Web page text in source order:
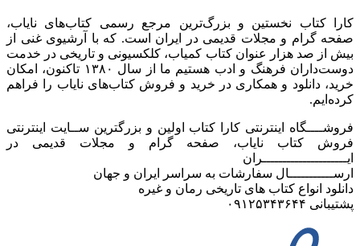
کارا کتاب نخستین و بزرگ‌ترین مرجع رسمی کتاب‌های نایاب،
صفحه گرام و مجلات قدیمی در ایران است. که با آرشیوی غنی از
بیش از صد هزار عنوان کتاب کمیاب، کلکسیونی و تاریخی در خدمت
دوست‌داران فرهنگ و ادب هستیم ما از سال ۱۳۸۰ تاکنون، امکان
خرید، دانلود و همکاری در خرید و فروش کتاب‌های نایاب را فراهم
کرده‌ایم.
فروشــــگاه اینترنتی کارا کتاب اولین و بزرگترین ســایت اینترنتی
فروش کتاب نایاب، صفحه گرام و مجلات قدیمی در
ایـــــــــــــــــــــران
ارســـــــــــال سفارشات به سراسر ایران و جهان
دانلود انواع کتاب های تاریخی رمان و غیره
پشتیبانی ۰۹۱۲۵۳۴۳۶۴۴